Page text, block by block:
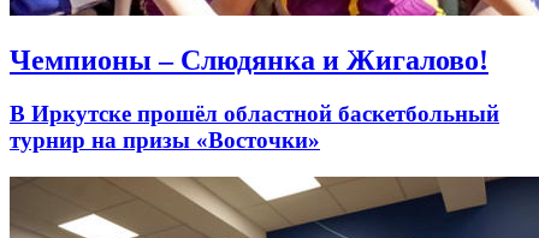
Чемпионы – Слюдянка и Жигалово!
В Иркутске прошёл областной баскетбольный
турнир на призы «Восточки»